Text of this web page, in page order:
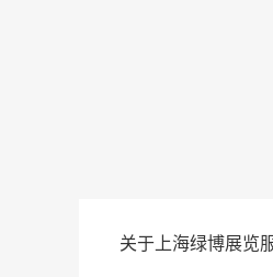
关于上海绿博展览